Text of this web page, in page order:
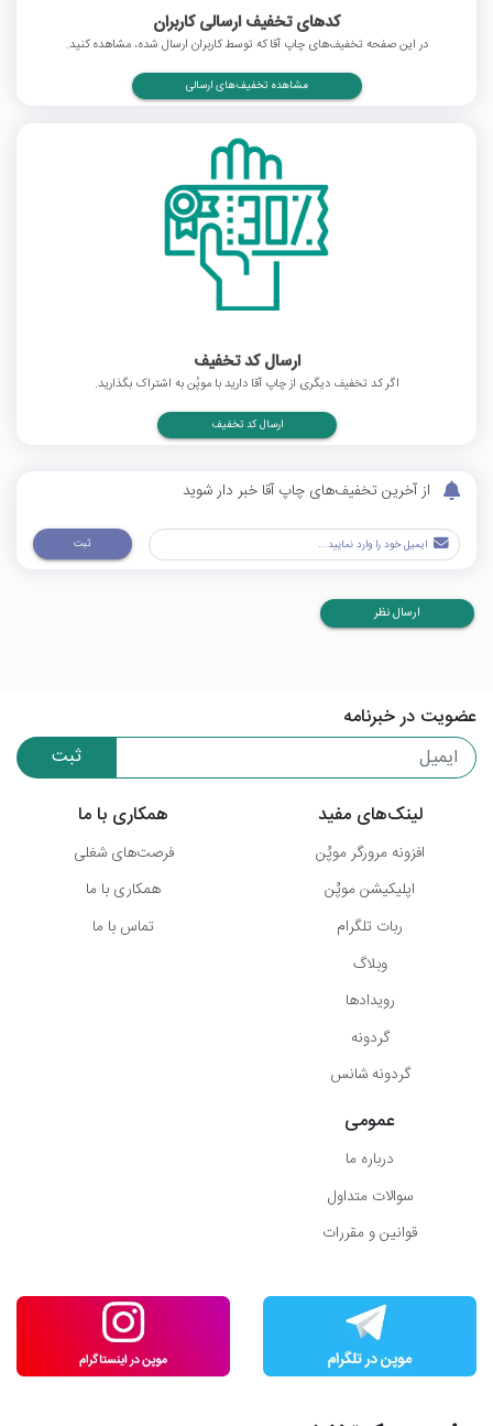
کدهای تخفیف ارسالی کاربران
در این صفحه تخفیف‌های چاپ آقا که توسط کاربران ارسال شده، مشاهده کنید.
مشاهده تخفیف‌های ارسالی
ارسال کد تخفیف
اگر کد تخفیف دیگری از چاپ آقا دارید با موپُن به اشتراک بگذارید.
ارسال کد تخفیف
از آخرین تخفیف‌های چاپ آقا خبر دار شوید
ثبت
ارسال نظر
عضویت در خبرنامه
ثبت
لینک‌های مفید
افزونه مرورگر موپُن
اپلیکیشن موپُن
ربات تلگرام
وبلاگ
رویدادها
گردونه
گردونه شانس
همکاری با ما
فرصت‌های شغلی
همکاری با ما
تماس با ما
عمومی
درباره ما
سوالات متداول
قوانین و مقررات